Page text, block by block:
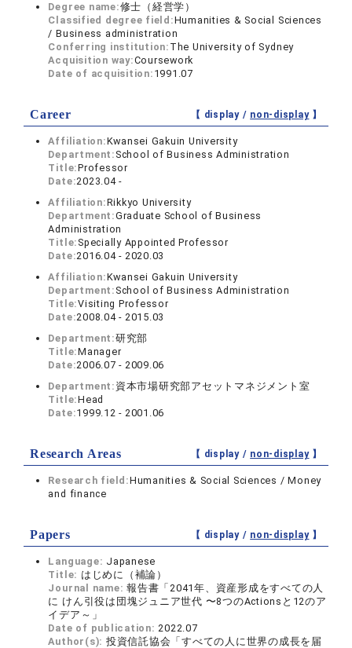
Degree name:修士（経営学）
Classified degree field:Humanities & Social Sciences
/ Business administration
Conferring institution: The University of Sydney
Acquisition way:Coursework
Date of acquisition: 1991.07
Career 【 display / non-display】
Affiliation:Kwansei Gakuin University
Department: School of Business Administration
Title:Professor
Date:2023.04 -
Affiliation:Rikkyo University
Department:Graduate School of Business
Administration
Title: Specially Appointed Professor
Date:2016.04 - 2020.03
Affiliation:Kwansei Gakuin University
Department: School of Business Administration
Title:Visiting Professor
Date:2008.04 - 2015.03
Department:研究部
Title:Manager
Date:2006.07 - 2009.06
Department: 資本市場研究部アセットマネジメント室
Title:Head
Date:1999.12 - 2001.06
Research Areas 【 display / non-display】
Research field:Humanities & Social Sciences / Money
and finance
Papers 【 display / non-display】
Language: Japanese
Title: はじめに（補論）
Journal name:報告書「2041年、資産形成をすべての人
に けん引役は団塊ジュニア世代 〜8つのActionsと12のア
イデア～」
Date of publication:2022.07
Author(s): 投資信託協会「すべての人に世界の成長を届